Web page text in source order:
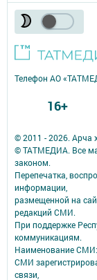
© 2011 - 2026. Арча
© ТАТМЕДИА. Все
законом.
Перепечатка,
информации,
размещенной на
редакций СМИ.
При поддержке
коммуникациям.
Наименование СМИ:
СМИ
связи,
Телефон АО
16+